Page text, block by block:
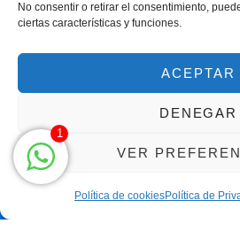
No consentir o retirar el consentimiento,
ciertas características y funciones.
ACEPTAR
DENEGAR
VER
Política de cookiesPolítica de
Marca
Clic para llamar solo
1